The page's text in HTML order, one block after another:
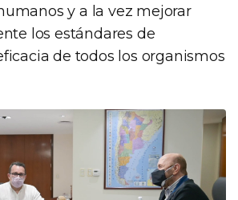
y a la vez mejorar
los estándares de
de todos los organismos